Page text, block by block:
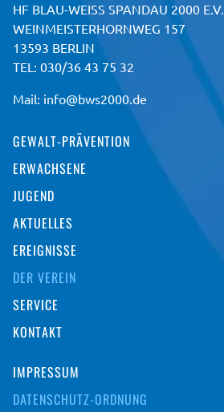
HF BLAU-WEISS SPANDAU 2000 E.V.
WEINMEISTERHORNWEG 157
13593 BERLIN
TEL: 030/36 43 75 32
Mail: info@bws2000.de
GEWALT-PRÄVENTION
ERWACHSENE
JUGEND
AKTUELLES
EREIGNISSE
DER VEREIN
SERVICE
KONTAKT
IMPRESSUM
DATENSCHUTZ-ORDNUNG